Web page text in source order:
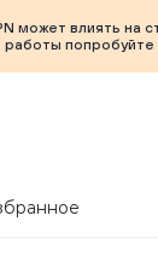
может влиять на
работы попробуйте